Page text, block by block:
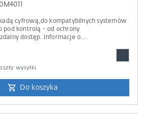
cyfrową,do kompatybilnych systemów
pod kontrolą - od ochrony
Informacje o
Google Home lub Samsung
wysyłki
Do koszyka